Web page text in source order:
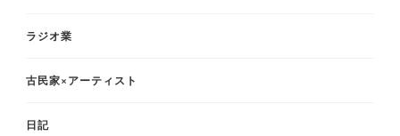
ラジオ業
古民家×アーティスト
日記